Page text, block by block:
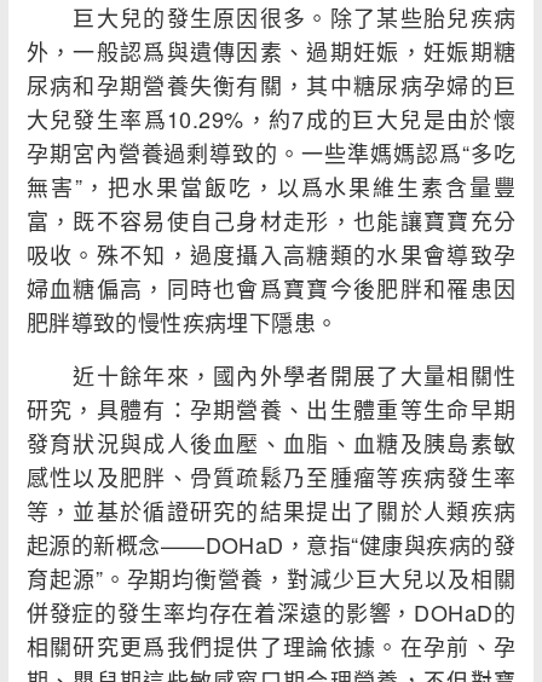
巨大兒的發生原因很多。除了某些胎兒疾病
外，一般認爲與遺傳因素、過期妊娠，妊娠期糖
尿病和孕期營養失衡有關，其中糖尿病孕婦的巨
大兒發生率爲10.29%，約7成的巨大兒是由於懷
孕期宮內營養過剩導致的。一些準媽媽認爲“多吃
無害”，把水果當飯吃，以爲水果維生素含量豐
富，既不容易使自己身材走形，也能讓寶寶充分
吸收。殊不知，過度攝入高糖類的水果會導致孕
婦血糖偏高，同時也會爲寶寶今後肥胖和罹患因
肥胖導致的慢性疾病埋下隱患。
近十餘年來，國內外學者開展了大量相關性
研究，具體有：孕期營養、出生體重等生命早期
發育狀況與成人後血壓、血脂、血糖及胰島素敏
感性以及肥胖、骨質疏鬆乃至腫瘤等疾病發生率
等，並基於循證研究的結果提出了關於人類疾病
起源的新概念——DOHaD，意指“健康與疾病的發
育起源”。孕期均衡營養，對減少巨大兒以及相關
併發症的發生率均存在着深遠的影響，DOHaD的
相關研究更爲我們提供了理論依據。在孕前、孕